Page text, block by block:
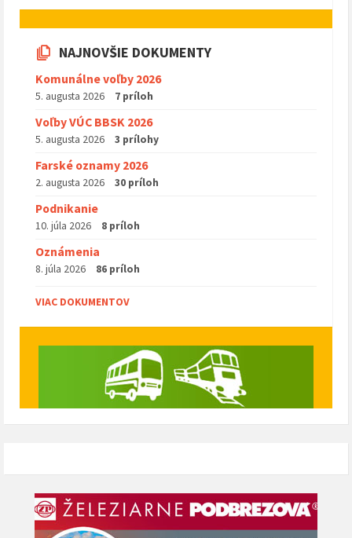
NAJNOVŠIE DOKUMENTY
Komunálne voľby 2026
5. augusta 2026 7 príloh
Voľby VÚC BBSK 2026
5. augusta 2026 3 prílohy
Farské oznamy 2026
2. augusta 2026 30 príloh
Podnikanie
10. júla 2026 8 príloh
Oznámenia
8. júla 2026 86 príloh
VIAC DOKUMENTOV